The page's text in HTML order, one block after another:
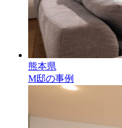
熊本県
M邸の事例